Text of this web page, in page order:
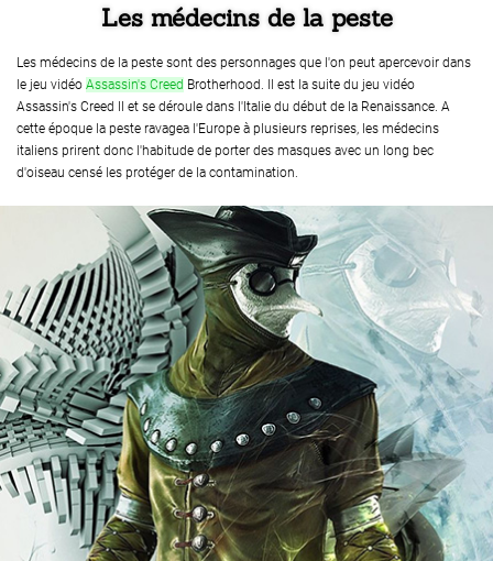
Les médecins de la peste
Les médecins de la peste sont des personnages que l'on peut apercevoir dans
le jeu vidéo Assassin's Creed Brotherhood. Il est la suite du jeu vidéo
Assassin's Creed II et se déroule dans l'Italie du début de la Renaissance. A
cette époque la peste ravagea l'Europe à plusieurs reprises, les médecins
italiens prirent donc l'habitude de porter des masques avec un long bec
d'oiseau censé les protéger de la contamination.